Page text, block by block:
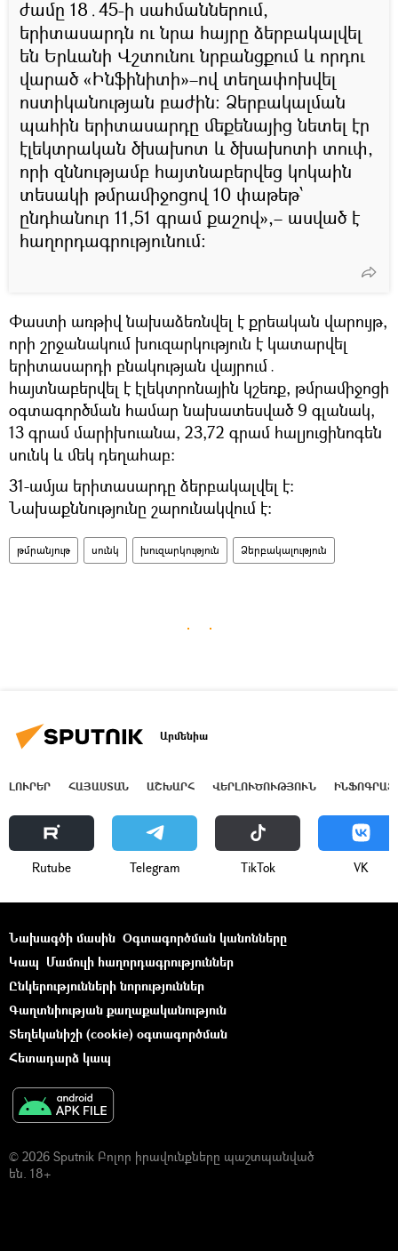
ժամը 18․45-ի սահմաններում,
երիտասարդն ու նրա հայրը ձերբակալվել
են Երևանի Վշտունու նրբանցքում և որդու
վարած «Ինֆինիտի»–ով տեղափոխվել
ոստիկանության բաժին։ Ձերբակալման
պահին երիտասարդը մեքենայից նետել էր
էլեկտրական ծխախոտ և ծխախոտի տուփ,
որի զննությամբ հայտնաբերվեց կոկաին
տեսակի թմրամիջոցով 10 փաթեթ՝
ընդհանուր 11,51 գրամ քաշով»,– ասված է
հաղորդագրությունում։
Փաստի առթիվ նախաձեռնվել է քրեական վարույթ,
որի շրջանակում խուզարկություն է կատարվել
երիտասարդի բնակության վայրում․
հայտնաբերվել է էլեկտրոնային կշեռք, թմրամիջոցի
օգտագործման համար նախատեսված 9 գլանակ,
13 գրամ մարիխուանա, 23,72 գրամ հալյուցինոգեն
սունկ և մեկ դեղահաբ։
31-ամյա երիտասարդը ձերբակալվել է:
Նախաքննությունը շարունակվում է:
թմրանյութ սունկ խուզարկություն Ձերբակալություն
Արմենիա
ԼՈՒՐԵՐ ՀԱՅԱՍՏԱՆ ԱՇԽԱՐՀ ՎԵՐԼՈՒԾՈՒԹՅՈՒՆ
Rutube Telegram ТikТоk VK
Նախագծի մասին Օգտագործման կանոնները
Կապ Մամուլի հաղորդագրություններ
Ընկերությունների նորություններ
Գաղտնիության քաղաքականություն
Տեղեկանիշի (cookie) օգտագործման
Հետադարձ կապ
© 2026 Sputnik Բոլոր իրավունքները պաշտպանված
են. 18+